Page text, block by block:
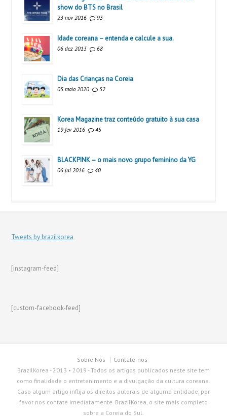
show do BTS no Brasil
23 nov 2016 93
Idade coreana – entenda e calcule a sua.
06 dez 2013 68
Dia das Crianças na Coreia
05 maio 2020 52
Korea Magazine traz conteúdo gratuito à sua casa
19 fev 2016 45
BLACKPINK – o mais novo grupo feminino da YG
06 jul 2016 40
Tweets by brazilkorea
[instagram-feed]
[custom-facebook-feed]
Sobre Nós
Contate-nos
BrazilKorea - 2013 • 2019 - Todos os artigos publicados neste site tem
como finalidade o entretenimento e a divulgação da cultura coreana.
Caso algum artigo inflija os direitos autorais de alguma entidade, por
favor nos contate imediatamente. BrazilKorea, o site mais completo
sobre a Coreia do Sul.